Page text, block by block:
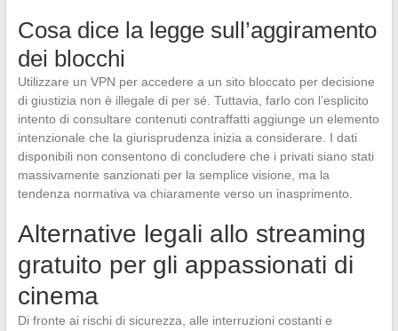
Cosa dice la legge sull’aggiramento
dei blocchi
Utilizzare un VPN per accedere a un sito bloccato per decisione
di giustizia non è illegale di per sé. Tuttavia, farlo con l’esplicito
intento di consultare contenuti contraffatti aggiunge un elemento
intenzionale che la giurisprudenza inizia a considerare. I dati
disponibili non consentono di concludere che i privati siano stati
massivamente sanzionati per la semplice visione, ma la
tendenza normativa va chiaramente verso un inasprimento.
Alternative legali allo streaming
gratuito per gli appassionati di
cinema
Di fronte ai rischi di sicurezza, alle interruzioni costanti e